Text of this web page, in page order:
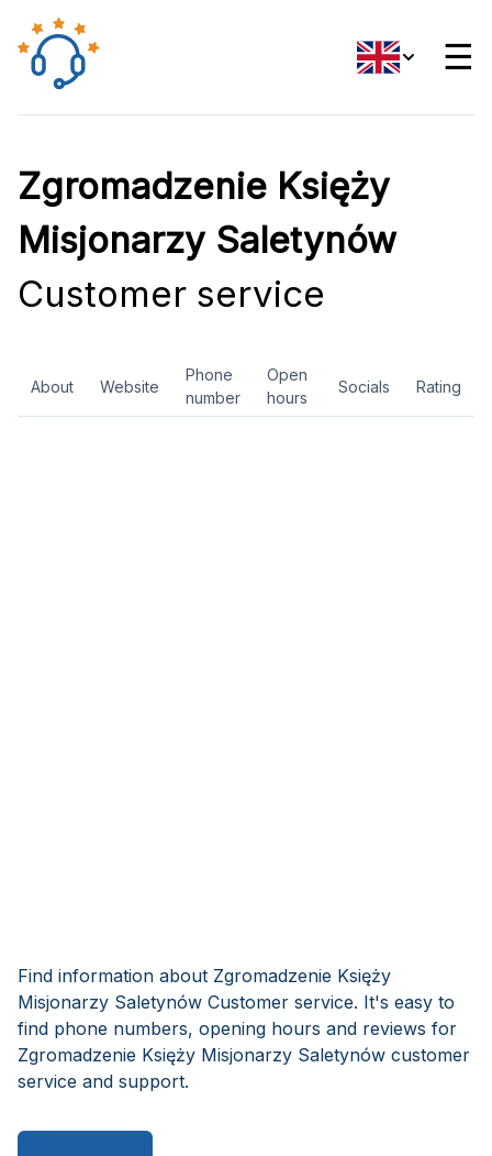
☰
Zgromadzenie Księży
Misjonarzy Saletynów
Customer service
About Website
Phone
number
Open
hours
Socials Rating
Find information about Zgromadzenie Księży
Misjonarzy Saletynów Customer service. It's easy to
find phone numbers, opening hours and reviews for
Zgromadzenie Księży Misjonarzy Saletynów customer
service and support.